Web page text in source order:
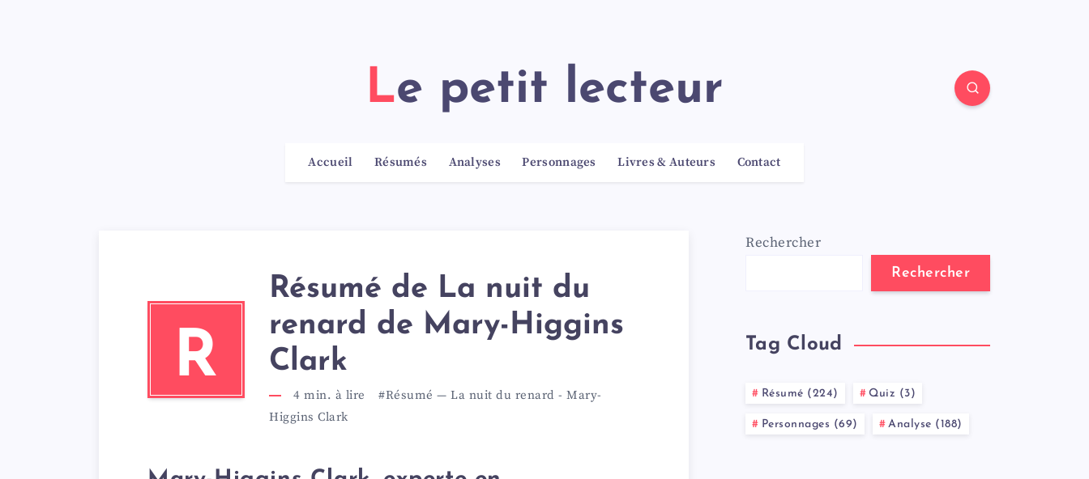
Le petit lecteur
Accueil Résumés Analyses Personnages Livres & Auteurs Contact
R
Résumé de La nuit du
renard de Mary-Higgins
Clark
4 min. à lire #Résumé — La nuit du renard - Mary-
Higgins Clark
Rechercher
Rechercher
Tag Cloud
Résumé (224) Quiz (3)
Personnages (69) Analyse (188)